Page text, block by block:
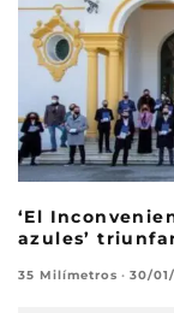
‘El
azules’
35 Milímetros · 30/